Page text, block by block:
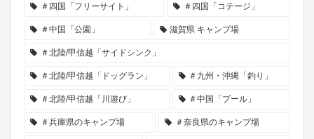
＃四国「フリーサイト」 ＃四国「コテージ」
＃中国「公園」 滋賀県 キャンプ場
＃北陸/甲信越「サイドシンク」
＃北陸/甲信越「ドッグラン」 ＃九州・沖縄「釣り」
＃北陸/甲信越「川遊び」 ＃中国「プール」
＃兵庫県のキャンプ場 ＃奈良県のキャンプ場